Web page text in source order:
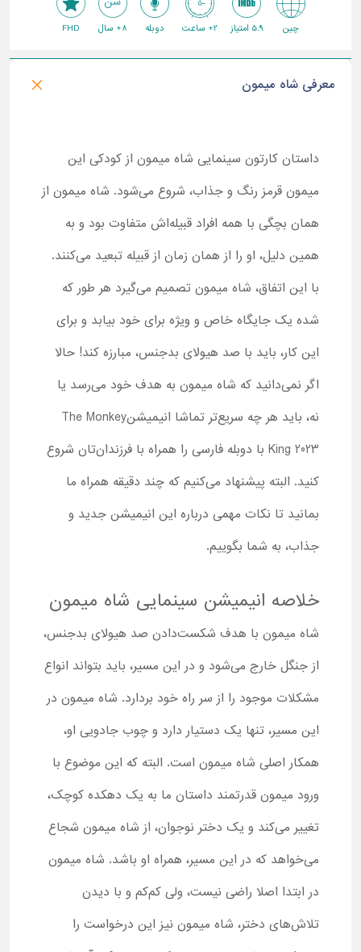
چین 5.9 امتیاز 2+ ساعت دوبله 8+ سال FHD
معرفی شاه میمون
داستان کارتون سینمایی شاه میمون از کودکی این
میمون قرمز رنگ و جذاب، شروع می‌شود. شاه میمون از
همان بچگی با همه افراد قبیله‌اش متفاوت بود و به
همین دلیل، او را از همان زمان از قبیله تبعید می‌کنند.
با این اتفاق، شاه میمون تصمیم می‌گیرد هر طور که
شده یک جایگاه خاص و ویژه برای خود بیابد و برای
این کار، باید با صد هیولای بدجنس، مبارزه کند! حالا
اگر نمی‌دانید که شاه میمون به هدف خود می‌رسد یا
نه، باید هر چه سریع‌تر تماشا انیمیشنThe Monkey
King 2023 با دوبله فارسی را همراه با فرزندان‌تان شروع
کنید. البته پیشنهاد می‌کنیم که چند دقیقه همراه ما
بمانید تا نکات مهمی درباره این انیمیشن جدید و
جذاب، به شما بگوییم.
خلاصه انیمیشن سینمایی شاه میمون
شاه میمون با هدف شکست‌دادن صد هیولای بدجنس،
از جنگل خارج می‌شود و در این مسیر، باید بتواند انواع
مشکلات موجود را از سر راه خود بردارد. شاه میمون در
این مسیر، تنها یک دستیار دارد و چوب جادویی او،
همکار اصلی شاه میمون است. البته که این موضوع با
ورود میمون قدرتمند داستان ما به یک دهکده کوچک،
تغییر می‌کند و یک دختر نوجوان، از شاه میمون شجاع
می‌خواهد که در این مسیر، همراه او باشد. شاه میمون
در ابتدا اصلا راضی نیست، ولی کم‌کم و با دیدن
تلاش‌های دختر، شاه میمون نیز این درخواست را